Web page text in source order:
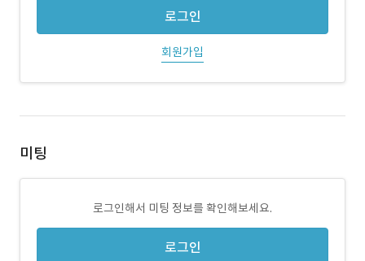
로그인
회원가입
미팅
로그인해서 미팅 정보를 확인해보세요.
로그인